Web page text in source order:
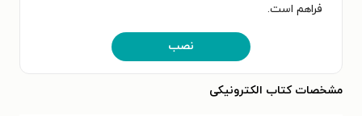
فراهم است.
نصب
مشخصات کتاب الکترونیکی